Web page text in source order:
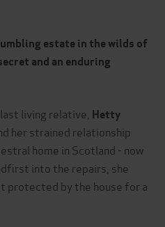
estate in the wilds of
and an enduring
living relative, Hetty
her strained relationship
home in Scotland - now
into the repairs, she
protected by the house for a